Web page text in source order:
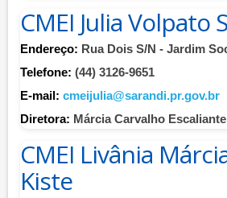
CMEI Julia Volpato
Endereço: Rua Dois S/N - Jardim
Telefone: (44) 3126-9651
E-mail: cmeijulia@sarandi.pr.gov.br
Diretora: Márcia Carvalho Escaliante
CMEI Livânia
Kiste